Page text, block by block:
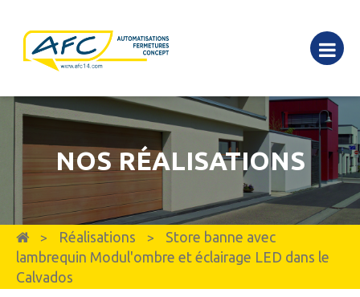
NOS RÉALISATIONS
> Réalisations >
Store banne avec
lambrequin Modul'ombre et éclairage LED dans le
Calvados